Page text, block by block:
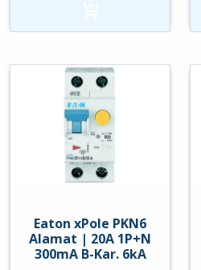
16A
B-
Kar.
6kA
hoeveelheid
Eaton xPole PKN6
Alamat | 20A 1P+N
300mA B-Kar. 6kA